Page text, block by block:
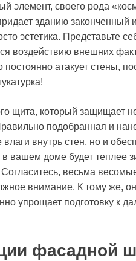
элемент, своего рода
зданию
эстетика. Представьте
воздействию внешних
атакует стены,
щита, который защищает
подобранная и
внутрь стен, но и
в вашем доме будет теплее
весьма
внимание. К тому же,
упрощает подготовку к
фасадной